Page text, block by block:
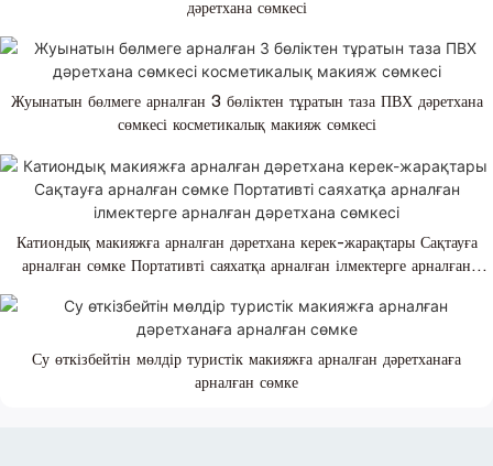
дәретхана сөмкесі
Жуынатын бөлмеге арналған 3 бөліктен тұратын таза ПВХ дәретхана
сөмкесі косметикалық макияж сөмкесі
Катиондық макияжға арналған дәретхана керек-жарақтары Сақтауға
арналған сөмке Портативті саяхатқа арналған ілмектерге арналған
Су өткізбейтін мөлдір туристік макияжға арналған дәретханаға
арналған сөмке